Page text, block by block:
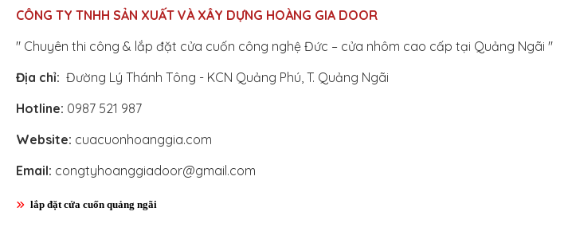
CÔNG TY TNHH SẢN XUẤT VÀ XÂY DỰNG HOÀNG GIA DOOR
" Chuyên thi công & lắp đặt cửa cuốn công nghệ Đức – cửa nhôm cao cấp tại Quảng Ngãi "
Địa chỉ: Đường Lý Thánh Tông - KCN Quảng Phú, T. Quảng Ngãi
Hotline: 0987 521 987
Website: cuacuonhoanggia.com
Email: congtyhoanggiadoor@gmail.com
lắp đặt cửa cuốn quảng ngãi